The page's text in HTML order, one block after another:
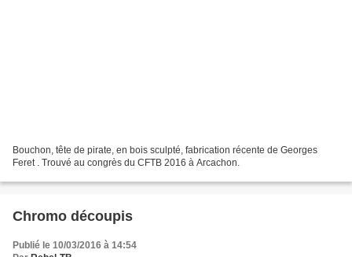
Bouchon, tête de pirate, en bois sculpté, fabrication récente de Georges
Feret . Trouvé au congrès du CFTB 2016 à Arcachon.
Chromo découpis
Publié le 10/03/2016 à 14:54